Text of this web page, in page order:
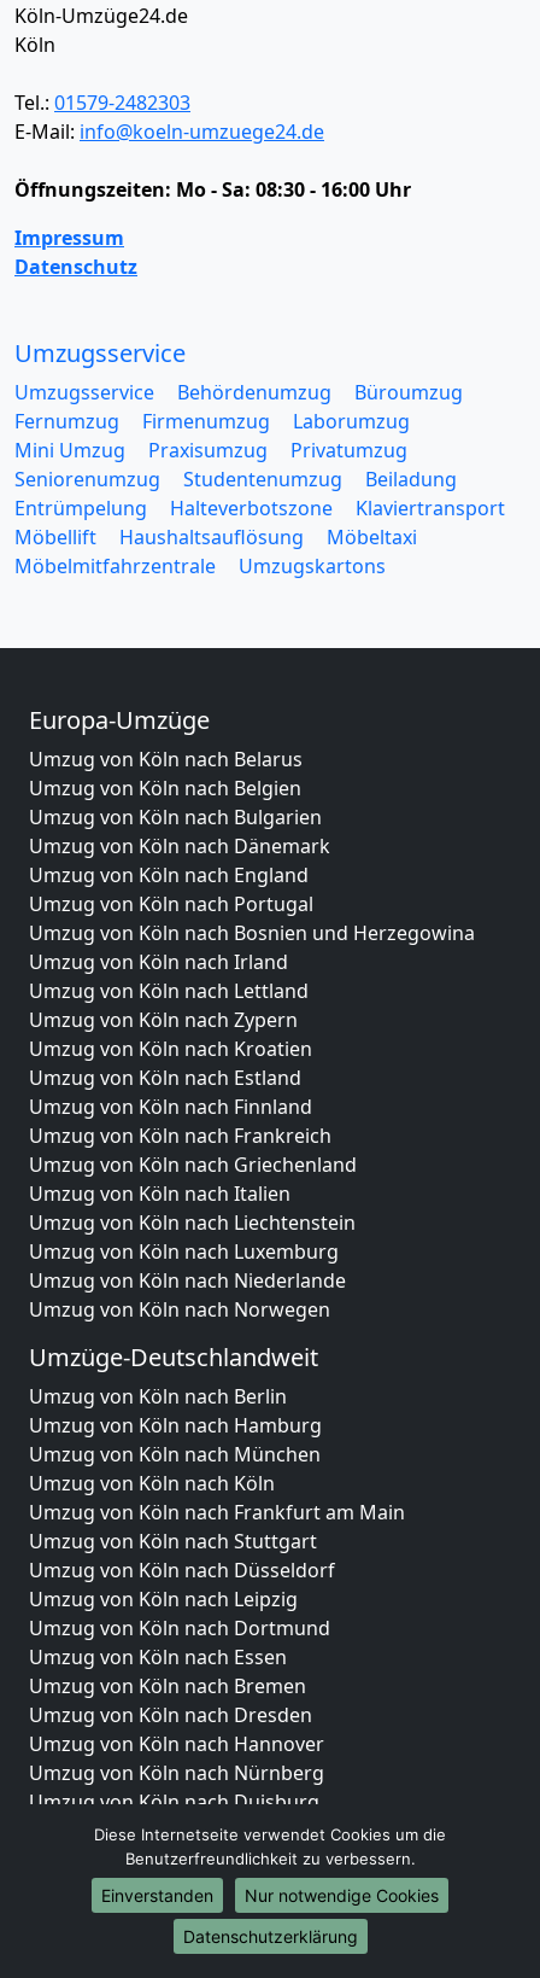
Köln-Umzüge24.de
Köln
Tel.: 01579-2482303
E-Mail: info@koeln-umzuege24.de
Öffnungszeiten: Mo - Sa: 08:30 - 16:00 Uhr
Impressum
Datenschutz
Umzugsservice
Umzugsservice Behördenumzug
Büroumzug
Fernumzug
Firmenumzug
Laborumzug
Mini Umzug
Praxisumzug
Privatumzug
Seniorenumzug
Studentenumzug
Beiladung
Entrümpelung
Halteverbotszone
Klaviertransport
Möbellift
Haushaltsauflösung
Möbeltaxi
Möbelmitfahrzentrale
Umzugskartons
Europa-Umzüge
Umzug von Köln nach Belarus
Umzug von Köln nach Belgien
Umzug von Köln nach Bulgarien
Umzug von Köln nach Dänemark
Umzug von Köln nach England
Umzug von Köln nach Portugal
Umzug von Köln nach Bosnien und Herzegowina
Umzug von Köln nach Irland
Umzug von Köln nach Lettland
Umzug von Köln nach Zypern
Umzug von Köln nach Kroatien
Umzug von Köln nach Estland
Umzug von Köln nach Finnland
Umzug von Köln nach Frankreich
Umzug von Köln nach Griechenland
Umzug von Köln nach Italien
Umzug von Köln nach Liechtenstein
Umzug von Köln nach Luxemburg
Umzug von Köln nach Niederlande
Umzug von Köln nach Norwegen
Umzüge-Deutschlandweit
Umzug von Köln nach Berlin
Umzug von Köln nach Hamburg
Umzug von Köln nach München
Umzug von Köln nach Köln
Umzug von Köln nach Frankfurt am Main
Umzug von Köln nach Stuttgart
Umzug von Köln nach Düsseldorf
Umzug von Köln nach Leipzig
Umzug von Köln nach Dortmund
Umzug von Köln nach Essen
Umzug von Köln nach Bremen
Umzug von Köln nach Dresden
Umzug von Köln nach Hannover
Umzug von Köln nach Nürnberg
Umzug von Köln nach Duisburg
Umzug von Köln nach Bochum
Umzug von Köln nach Wuppertal
Umzug von Köln nach Bielefeld
Umzug von Köln nach Bonn
Umzug von Köln nach Münster
Diese Internetseite verwendet Cookies um die
Benutzerfreundlichkeit zu verbessern.
Einverstanden
Nur notwendige Cookies
Datenschutzerklärung